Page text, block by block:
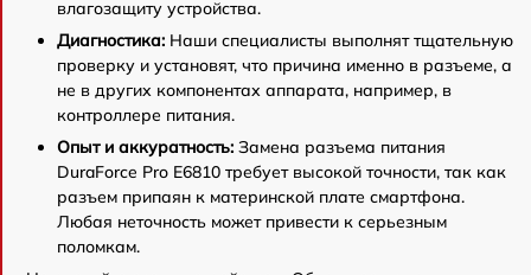
влагозащиту устройства.
Диагностика: Наши специалисты выполнят тщательную
проверку и установят, что причина именно в разъеме, а
не в других компонентах аппарата, например, в
контроллере питания.
Опыт и аккуратность: Замена разъема питания
DuraForce Pro E6810 требует высокой точности, так как
разъем припаян к материнской плате смартфона.
Любая неточность может привести к серьезным
поломкам.